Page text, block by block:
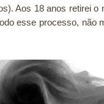
Aos 18 anos retirei
esse processo,